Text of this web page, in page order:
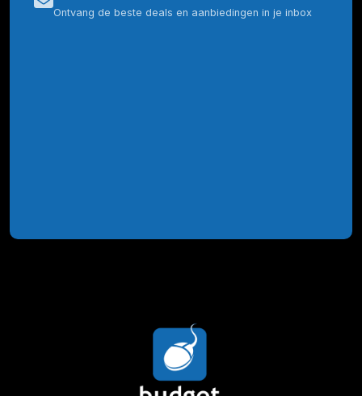
Ontvang de beste deals en aanbiedingen in je inbox